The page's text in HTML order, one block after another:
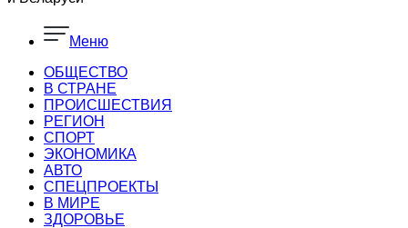
Меню
ОБЩЕСТВО
В СТРАНЕ
ПРОИСШЕСТВИЯ
РЕГИОН
CПОРТ
ЭКОНОМИКА
АВТО
СПЕЦПРОЕКТЫ
В МИРЕ
ЗДОРОВЬЕ